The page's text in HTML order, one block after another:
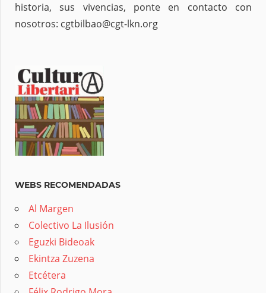
historia, sus vivencias, ponte en contacto con
nosotros: cgtbilbao@cgt-lkn.org
WEBS RECOMENDADAS
Al Margen
Colectivo La Ilusión
Eguzki Bideoak
Ekintza Zuzena
Etcétera